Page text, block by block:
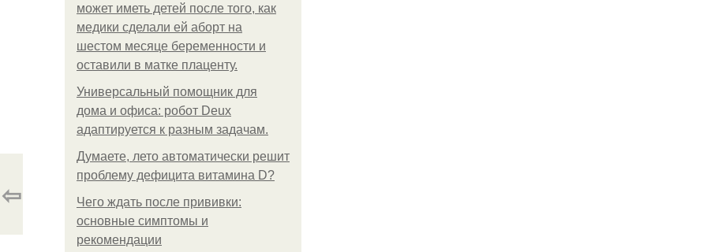
может иметь детей после того, как
медики сделали ей аборт на
шестом месяце беременности и
оставили в матке плаценту.
Универсальный помощник для
дома и офиса: робот Deux
адаптируется к разным задачам.
Думаете, лето автоматически решит
проблему дефицита витамина D?
Чего ждать после прививки:
основные симптомы и
рекомендации
⇦